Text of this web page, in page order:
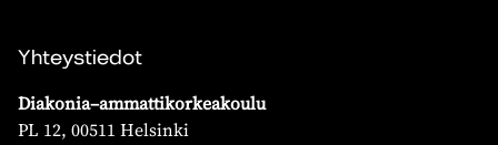
Yhteystiedot
Diakonia–ammattikorkeakoulu
PL 12, 00511 Helsinki